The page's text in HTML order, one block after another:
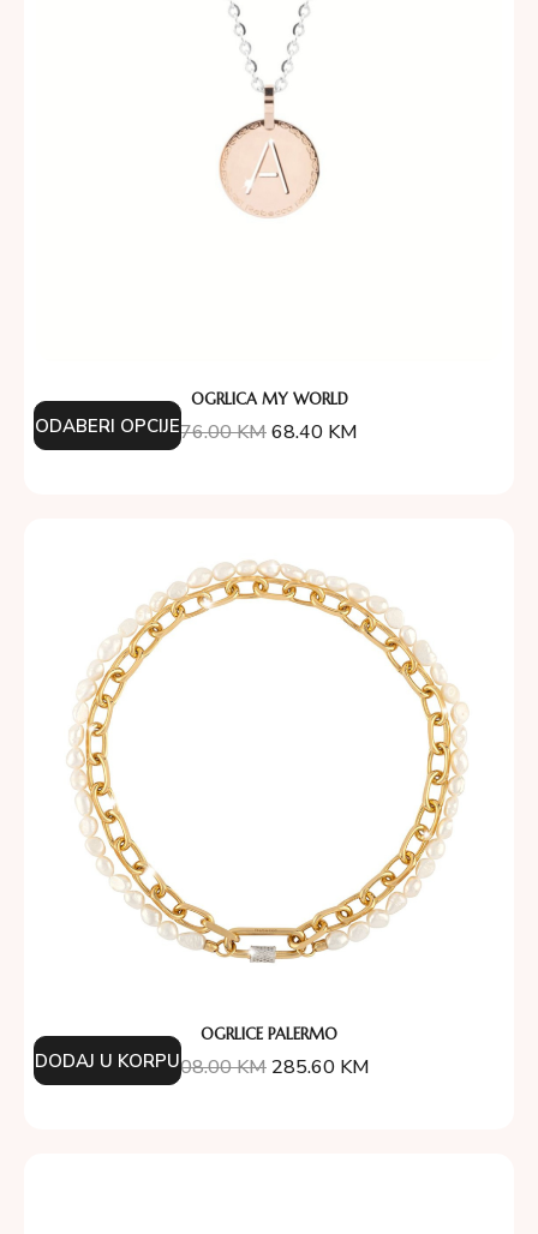
OGRLICA MY WORLD
76.00KM68.40 KM
ODABERI OPCIJE
OGRLICE PALERMO
408.00KM 285.60 KM
DODAJ U KORPU